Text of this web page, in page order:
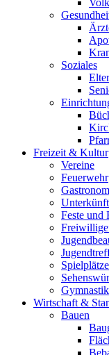
Soziales
Freizeit & Kultur
Vereine
Feuerwehr
Feste und
Spielplätze
Wirtschaft &
Bauen